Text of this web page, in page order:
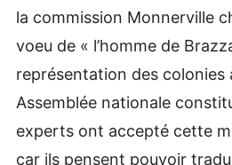
la commission Monnerville
voeu de « l’homme de
représentation des colonies
Assemblée nationale
experts ont accepté cette
car ils pensent pouvoir